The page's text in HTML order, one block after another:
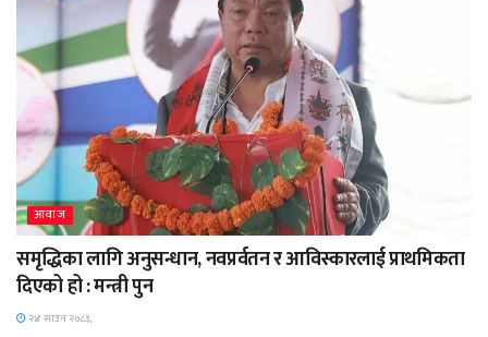
आवाज
समृद्धिका लागि अनुसन्धान, नवप्रर्वतन र आविस्कारलाई प्राथमिकता
दिएको हो : मन्त्री पुन
२४ साउन २०८३,